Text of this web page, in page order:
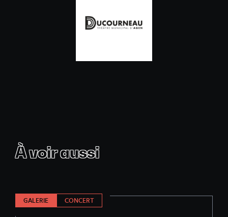
À voir aussi
GALERIE CONCERT